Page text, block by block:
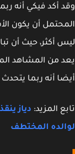
أكد فيكي أنه ربما
أن يكون
أكثر، حيث أن
من المشاهد
أنه ربما يتحدث
المزيد:دياز ينقذ
المختطف